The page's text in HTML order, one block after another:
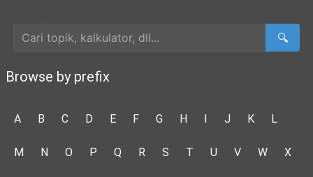
🔍
Browse by prefix
A B C D E F G H I J K L
M N O P Q R S T U V W X